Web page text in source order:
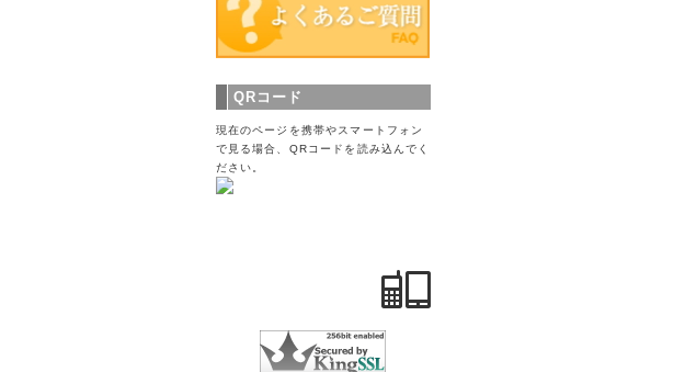
QRコード
現在のページを携帯やスマートフォン
で見る場合、QRコードを読み込んでく
ださい。